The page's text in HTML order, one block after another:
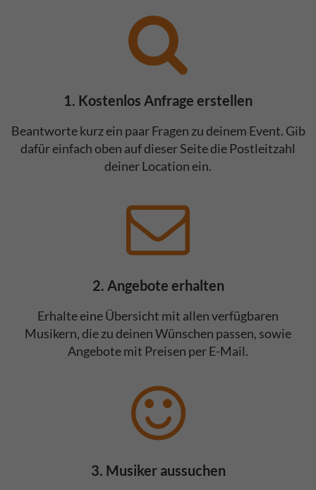
1. Kostenlos Anfrage erstellen
Beantworte kurz ein paar Fragen zu deinem Event. Gib
dafür einfach oben auf dieser Seite die Postleitzahl
deiner Location ein.
2. Angebote erhalten
Erhalte eine Übersicht mit allen verfügbaren
Musikern, die zu deinen Wünschen passen, sowie
Angebote mit Preisen per E-Mail.
3. Musiker aussuchen